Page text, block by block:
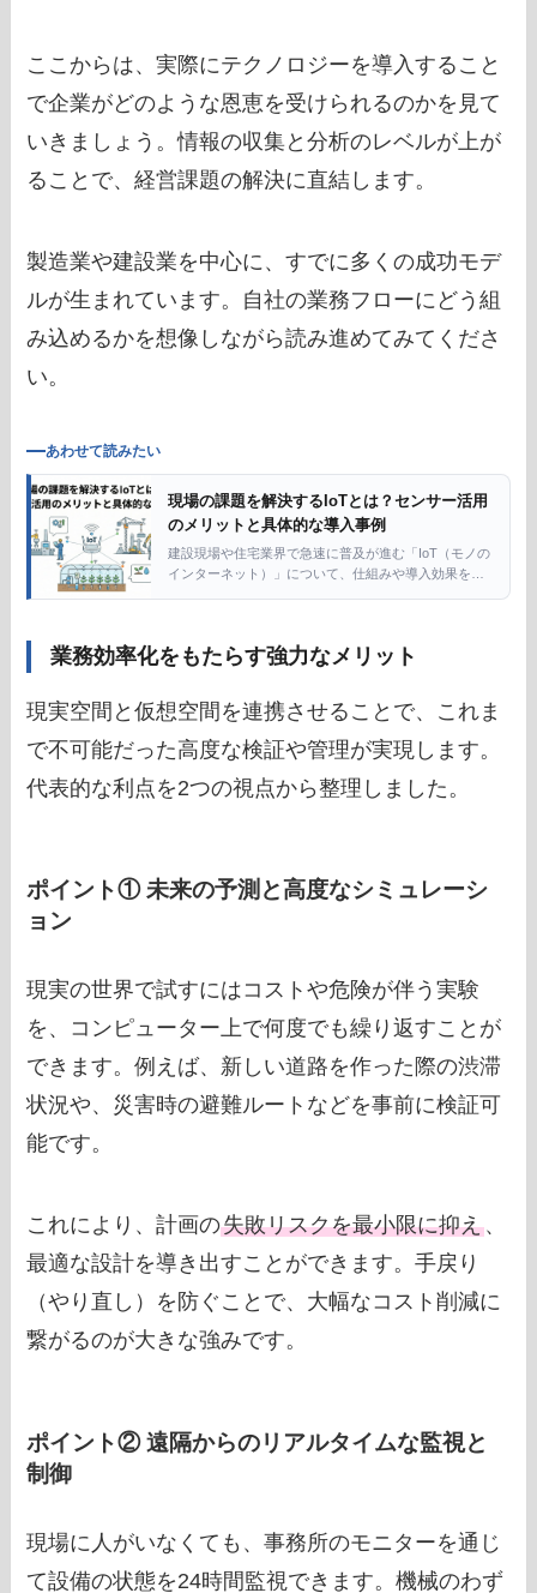
ここからは、実際にテクノロジーを導入すること
で企業がどのような恩恵を受けられるのかを見て
いきましょう。情報の収集と分析のレベルが上が
ることで、経営課題の解決に直結します。
製造業や建設業を中心に、すでに多くの成功モデ
ルが生まれています。自社の業務フローにどう組
み込めるかを想像しながら読み進めてみてくださ
い。
あわせて読みたい
現場の課題を解決するIoTとは？センサー活用
のメリットと具体的な導入事例
建設現場や住宅業界で急速に普及が進む「IoT（モノの
インターネット）」について、仕組みや導入効果をわ
業務効率化をもたらす強力なメリット
現実空間と仮想空間を連携させることで、これま
で不可能だった高度な検証や管理が実現します。
代表的な利点を2つの視点から整理しました。
ポイント① 未来の予測と高度なシミュレーシ
ョン
現実の世界で試すにはコストや危険が伴う実験
を、コンピューター上で何度でも繰り返すことが
できます。例えば、新しい道路を作った際の渋滞
状況や、災害時の避難ルートなどを事前に検証可
能です。
これにより、計画の失敗リスクを最小限に抑え、
最適な設計を導き出すことができます。手戻り
（やり直し）を防ぐことで、大幅なコスト削減に
繋がるのが大きな強みです。
ポイント② 遠隔からのリアルタイムな監視と
制御
現場に人がいなくても、事務所のモニターを通じ
て設備の状態を24時間監視できます。機械のわず